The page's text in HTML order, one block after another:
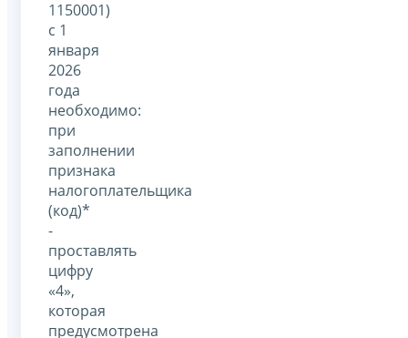
1150001)
с 1
января
2026
года
необходимо:
при
заполнении
признака
налогоплательщика
(код)*
-
проставлять
цифру
«4»,
которая
предусмотрена